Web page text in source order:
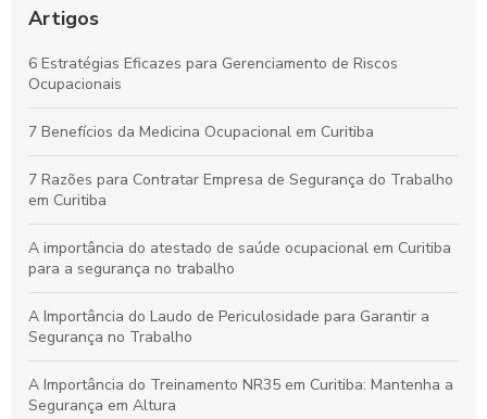
no Trabalho
Por que os Exames Ocupacionais São Essenciais para a
Saúde e Segurança no Trabalho
Curso de NR10 em Curitiba: Essencial para Garantir a
Segurança no Trabalho
Artigos
6 Estratégias Eficazes para Gerenciamento de Riscos
Ocupacionais
7 Benefícios da Medicina Ocupacional em Curitiba
7 Razões para Contratar Empresa de Segurança do Trabalho
em Curitiba
A importância do atestado de saúde ocupacional em Curitiba
para a segurança no trabalho
A Importância do Laudo de Periculosidade para Garantir a
Segurança no Trabalho
A Importância do Treinamento NR35 em Curitiba: Mantenha a
Segurança em Altura